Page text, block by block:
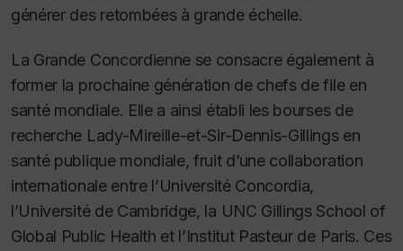
générer des retombées à grande échelle.
La Grande Concordienne se consacre également à
former la prochaine génération de chefs de file en
santé mondiale. Elle a ainsi établi les bourses de
recherche Lady-Mireille-et-Sir-Dennis-Gillings en
santé publique mondiale, fruit d’une collaboration
internationale entre l’Université Concordia,
l’Université de Cambridge, la UNC Gillings School of
Global Public Health et l’Institut Pasteur de Paris. Ces